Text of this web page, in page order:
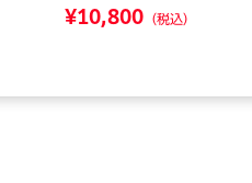
¥10,800 （税込）